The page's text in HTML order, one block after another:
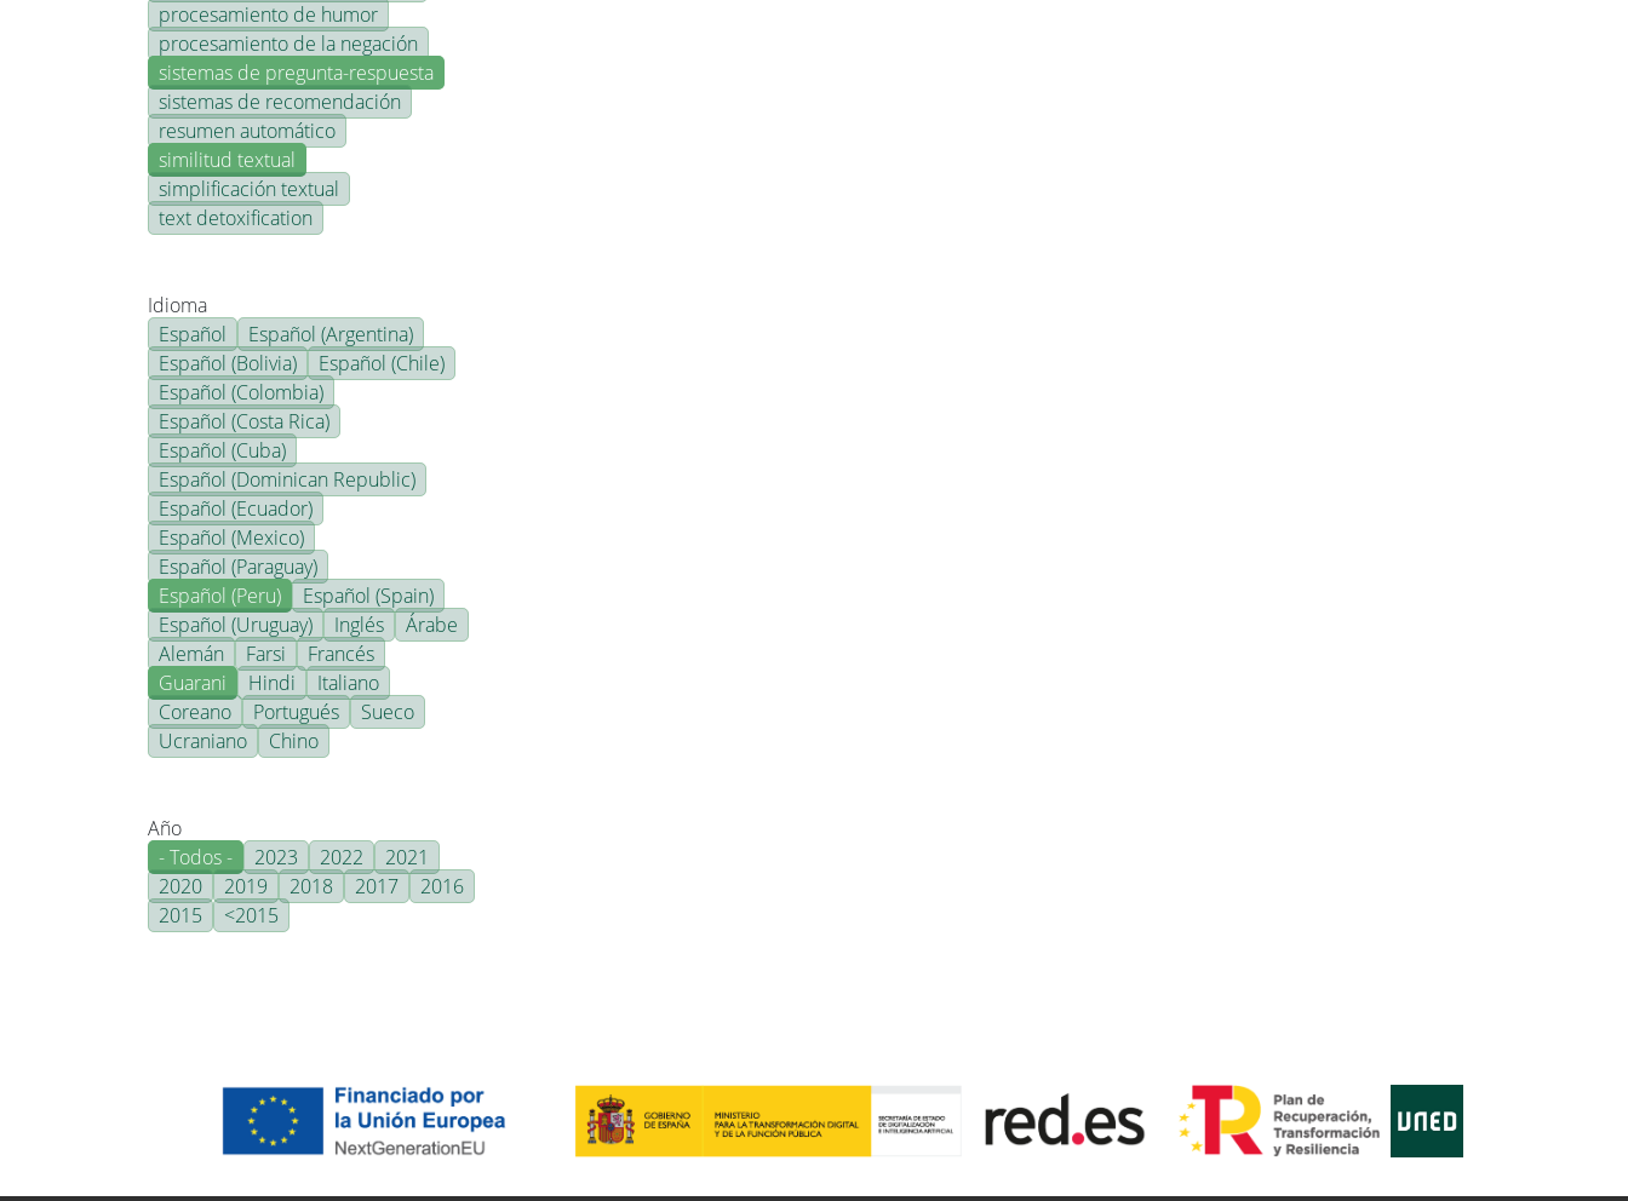
procesamiento de humor
procesamiento de la negación
sistemas de pregunta-respuesta
sistemas de recomendación
resumen automático
similitud textual
simplificación textual
text detoxification
Idioma
Español
Español (Argentina)
Español (Bolivia)
Español (Chile)
Español (Colombia)
Español (Costa Rica)
Español (Cuba)
Español (Dominican Republic)
Español (Ecuador)
Español (Mexico)
Español (Paraguay)
Español (Peru)
Español (Spain)
Español (Uruguay)
Inglés
Árabe
Alemán
Farsi
Francés
Guarani
Hindi
Italiano
Coreano
Portugués
Sueco
Ucraniano
Chino
Año
- Todos -
2023 2022
2021
2020
2019 2018 2017
2016
2015
<2015